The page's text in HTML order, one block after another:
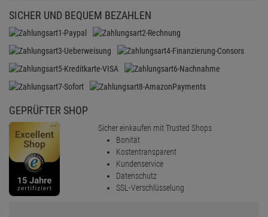
SICHER UND BEQUEM BEZAHLEN
GEPRÜFTER SHOP
Sicher einkaufen mit Trusted Shops
Bonität
Kostentransparent
Kundenservice
Datenschutz
SSL-Verschlüsselung